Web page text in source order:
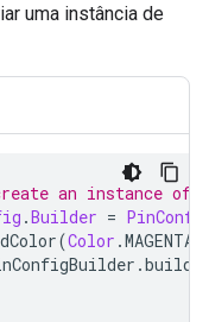
uma instância de
an instance of
.Builder =
(Color .MAGENTA
.build